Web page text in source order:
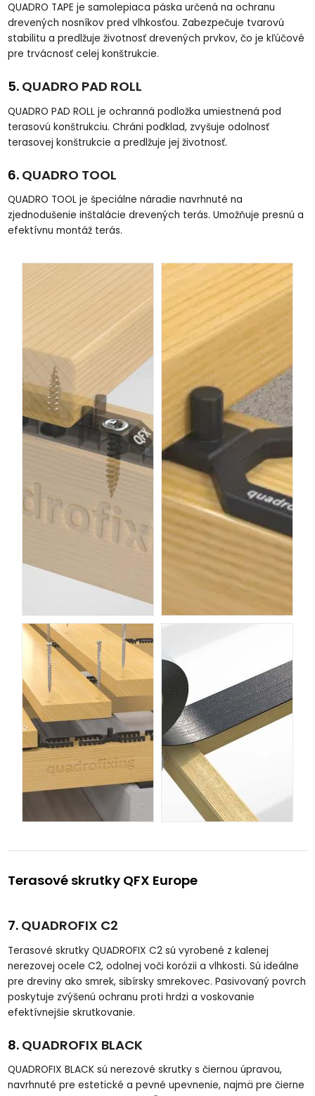
QUADRO TAPE je samolepiaca páska určená na ochranu
drevených nosníkov pred vlhkosťou. Zabezpečuje tvarovú
stabilitu a predlžuje životnosť drevených prvkov, čo je kľúčové
pre trvácnosť celej konštrukcie.
5. QUADRO PAD ROLL
QUADRO PAD ROLL je ochranná podložka umiestnená pod
terasovú konštrukciu. Chráni podklad, zvyšuje odolnosť
terasovej konštrukcie a predlžuje jej životnosť.
6. QUADRO TOOL
QUADRO TOOL je špeciálne náradie navrhnuté na
zjednodušenie inštalácie drevených terás. Umožňuje presnú a
efektívnu montáž terás.
Terasové skrutky QFX Europe
7. QUADROFIX C2
Terasové skrutky QUADROFIX C2 sú vyrobené z kalenej
nerezovej ocele C2, odolnej voči korózii a vlhkosti. Sú ideálne
pre dreviny ako smrek, sibírsky smrekovec. Pasivovaný povrch
poskytuje zvýšenú ochranu proti hrdzi a voskovanie
efektívnejšie skrutkovanie.
8. QUADROFIX BLACK
QUADROFIX BLACK sú nerezové skrutky s čiernou úpravou,
navrhnuté pre estetické a pevné upevnenie, najmä pre čierne